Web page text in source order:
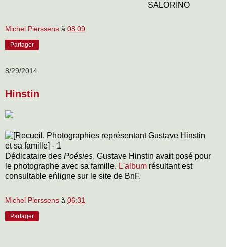
SALORINO
Michel Pierssens à 08:09
Partager
8/29/2014
Hinstin
Dédicataire des Poésies, Gustave Hinstin avait posé pour
le photographe avec sa famille. L'album résultant est
consultable eńligne sur le site de BnF.
Michel Pierssens à 06:31
Partager